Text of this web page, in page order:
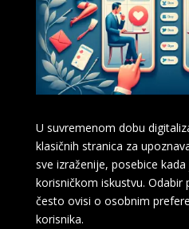
U suvremenom dobu
klasičnih stranica za
sve izraženije, posebice
korisničkom iskustvu.
često ovisi o osobnim
korisnika.